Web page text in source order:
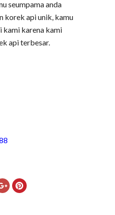
seumpama anda
korek api unik, kamu
kami karena kami
api terbesar.